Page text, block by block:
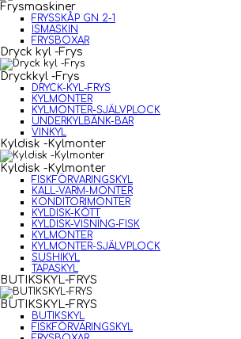
Frysmaskiner
FRYSSKÅP GN 2-1
ISMASKIN
FRYSBOXAR
Dryck kyl -Frys
Dryckkyl -Frys
DRYCK-KYL-FRYS
KYLMONTER
KYLMONTER-SJÄLVPLOCK
UNDERKYLBÄNK-BAR
VINKYL
Kyldisk -Kylmonter
Kyldisk -Kylmonter
FISKFÖRVARINGSKYL
KALL-VARM-MONTER
KONDITORIMONTER
KYLDISK-KÖTT
KYLDISK-VISNING-FISK
KYLMONTER
KYLMONTER-SJÄLVPLOCK
SUSHIKYL
TAPASKYL
BUTIKSKYL-FRYS
BUTIKSKYL-FRYS
BUTIKSKYL
FISKFÖRVARINGSKYL